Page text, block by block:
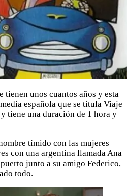
tienen unos cuantos años y esta
española que se titula Viaje
tiene una duración de 1 hora y
tímido con las mujeres
con una argentina llamada Ana
junto a su amigo Federico,
todo.